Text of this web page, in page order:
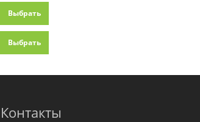
Выбрать
Выбрать
Контакты